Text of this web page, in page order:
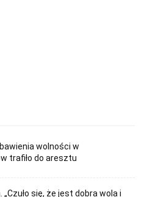
wolności w
trafiło do aresztu
„Czuło się, że jest dobra wola i